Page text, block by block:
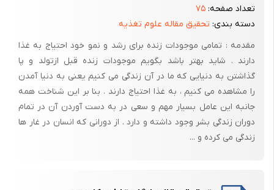
تعداد صفحه: ۷۵
دسته بندی: تحقیق مقاله علوم تغذیه
مقدمه : تمامی موجودات زنده برای رشد و نمو خود احتیاج به غذا
دارند . شاید بهتر باشد بگویم موجودات زنده قبل ازتولد و پا
گذاشتن به دنیایی که ما در آن زندگی می کنیم یعنی به دنیا آمدن
را مشاهده می کنیم ، به غذا احتیاج دارند . بنا بر این شناخت همه
جانبه این عامل بسیار مهم و سعی در به دست آوردن آن در تمام
دوران زندگی بشر وجود داشته و دارد . از دورانی که انسان در غار ها
زندگی می کرده و ...